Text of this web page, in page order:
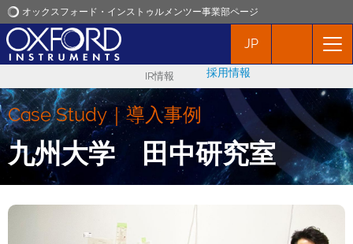
オックスフォード・インストゥルメンツー事業部ページ
オックスフォード・インストゥルメンツ
アプリケーション
プロダクト
ニュース
JP
IR情報 採用情報
Case Study｜導入事例
九州大学 田中研究室